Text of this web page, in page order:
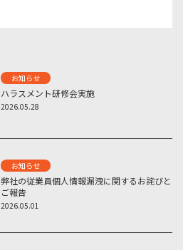
お知らせ
ハラスメント研修会実施
2026.05.28
お知らせ
弊社の従業員個人情報漏洩に関するお詫びと
ご報告
2026.05.01